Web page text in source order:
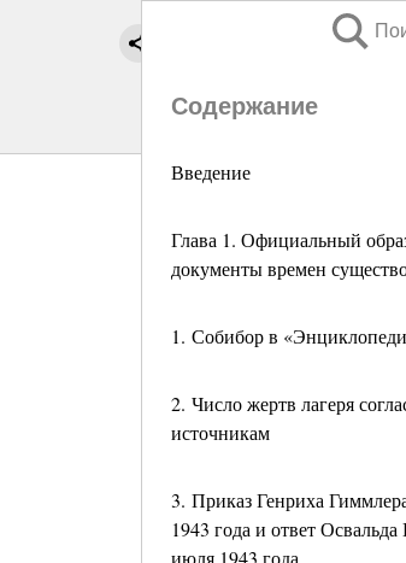
Содержание
Введение
Глава 1. Официальный
документы времен
1. Собибор в
2. Число жертв лагеря
источникам
3. Приказ Генриха
1943 года и ответ
июля 1943 года